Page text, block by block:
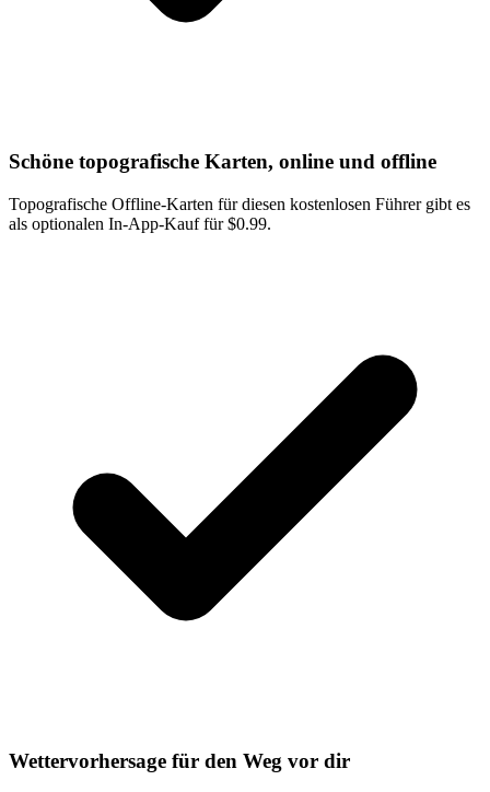
Schöne topografische Karten, online und offline
Topografische Offline-Karten für diesen kostenlosen Führer gibt es
als optionalen In-App-Kauf für $0.99.
Wettervorhersage für den Weg vor dir